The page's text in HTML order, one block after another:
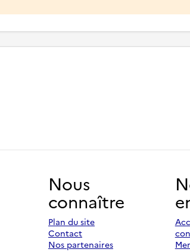
Nous
connaître
Plan du site
Contact
Nos partenaires